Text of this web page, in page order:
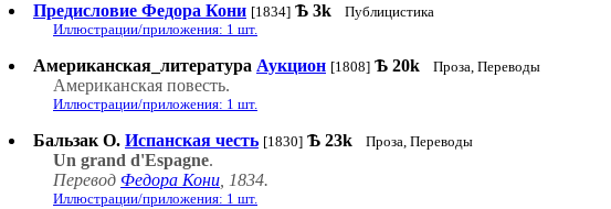
Предисловие Федора Кони [1834] Ѣ 3k
Публицистика
Иллюстрации/приложения: 1 шт.
Американская_литература Аукцион [1808] Ѣ 20k Проза, Переводы
Американская повесть.
Иллюстрации/приложения: 1 шт.
Бальзак О. Испанская честь [1830] Ѣ 23k Проза, Переводы
Un grand d'Espagne.
Перевод Федора Кони , 1834.
Иллюстрации/приложения: 1 шт.